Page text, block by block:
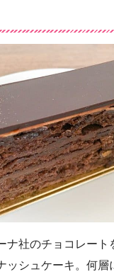
ナ社のチョコレート
ッシュケーキ。何層